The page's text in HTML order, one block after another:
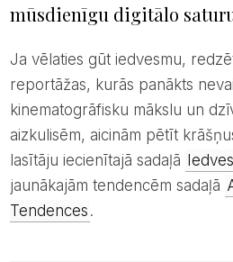
mūsdienīgu digitālo
Ja vēlaties gūt iedvesmu, redzēt reālas kāzu
reportāžas, kurās panākts
kinematogrāfisku mākslu un
aizkulisēm, aicinām pētīt
lasītāju iecienītajā sadaļā
jaunākajām tendencēm sadaļā
Tendences .